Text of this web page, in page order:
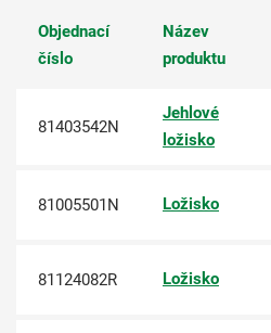
Objednací
číslo
Název
produktu
81403542N
Jehlové
ložisko
81005501N Ložisko
81124082R Ložisko